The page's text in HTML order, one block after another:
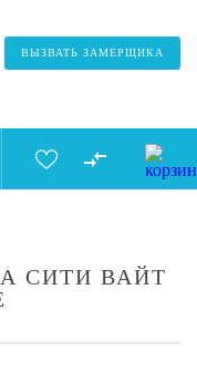
ВЫЗВАТЬ ЗАМЕРЩИКА
СИТИ ВАЙТ